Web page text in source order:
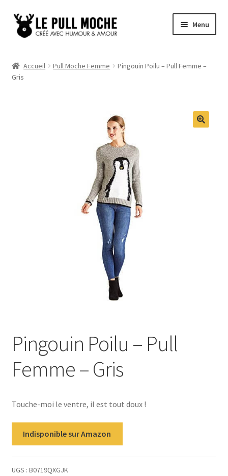
Aller
Aller
au
Menu
Pull Noël Femme
Accueil Pull Moche Femme
Pingouin Poilu – Pull Femme –
Gris
Pingouin Poilu – Pull
Femme – Gris
Touche-moi le ventre, il est tout doux !
Indisponible sur Amazon
UGS : B0719QXGJK